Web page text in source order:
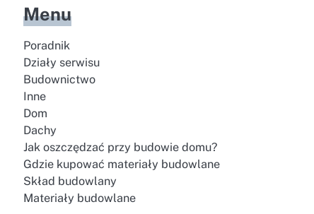
Menu
Poradnik
Działy serwisu
Budownictwo
Inne
Dom
Dachy
Jak oszczędzać przy budowie domu?
Gdzie kupować materiały budowlane
Skład budowlany
Materiały budowlane